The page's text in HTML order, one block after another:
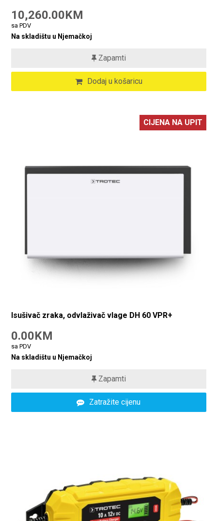
10,260.00KM
sa PDV
Na skladištu u Njemačkoj
Zapamti
Dodaj u košaricu
CIJENA NA UPIT
Isušivač zraka, odvlaživač vlage DH 60 VPR+
0.00KM
sa PDV
Na skladištu u Njemačkoj
Zapamti
Zatražite cijenu